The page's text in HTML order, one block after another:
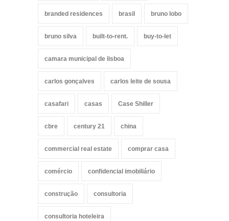
branded residences brasil bruno lobo
bruno silva built-to-rent. buy-to-let
camara municipal de lisboa
carlos gonçalves carlos leite de sousa
casafari casas Case Shiller
cbre century 21 china
commercial real estate comprar casa
comércio confidencial imobiliário
construção consultoria
consultoria hoteleira